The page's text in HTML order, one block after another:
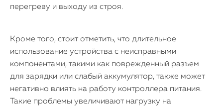
перегреву и выходу из строя.
Кроме того, стоит отметить, что длительное
использование устройства с неисправными
компонентами, такими как поврежденный разъем
для зарядки или слабый аккумулятор, также может
негативно влиять на работу контроллера питания.
Такие проблемы увеличивают нагрузку на